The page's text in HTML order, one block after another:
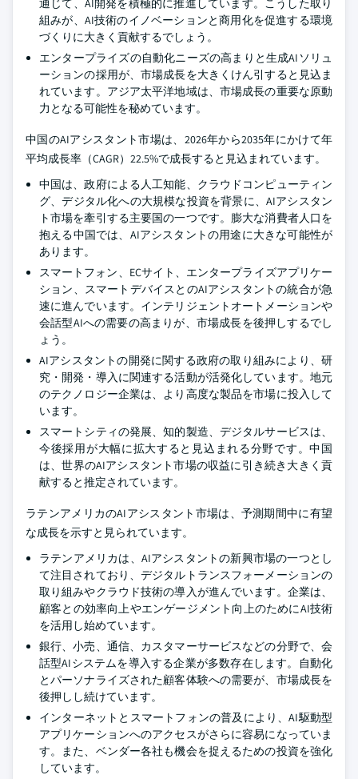
組みが、AI技術のイノベーションと商用化を促進する環境
づくりに大きく貢献するでしょう。
エンタープライズの自動化ニーズの高まりと生成AIソリュ
ーションの採用が、市場成長を大きくけん引すると見込ま
れています。アジア太平洋地域は、市場成長の重要な原動
力となる可能性を秘めています。
中国のAIアシスタント市場は、2026年から2035年にかけて年
平均成長率（CAGR）22.5%で成長すると見込まれています。
中国は、政府による人工知能、クラウドコンピューティン
グ、デジタル化への大規模な投資を背景に、AIアシスタン
ト市場を牽引する主要国の一つです。膨大な消費者人口を
抱える中国では、AIアシスタントの用途に大きな可能性が
あります。
スマートフォン、ECサイト、エンタープライズアプリケー
ション、スマートデバイスとのAIアシスタントの統合が急
速に進んでいます。インテリジェントオートメーションや
会話型AIへの需要の高まりが、市場成長を後押しするでし
ょう。
AIアシスタントの開発に関する政府の取り組みにより、研
究・開発・導入に関連する活動が活発化しています。地元
のテクノロジー企業は、より高度な製品を市場に投入して
います。
スマートシティの発展、知的製造、デジタルサービスは、
今後採用が大幅に拡大すると見込まれる分野です。中国
は、世界のAIアシスタント市場の収益に引き続き大きく貢
献すると推定されています。
ラテンアメリカのAIアシスタント市場は、予測期間中に有望
な成長を示すと見られています。
ラテンアメリカは、AIアシスタントの新興市場の一つとし
て注目されており、デジタルトランスフォーメーションの
取り組みやクラウド技術の導入が進んでいます。企業は、
顧客との効率向上やエンゲージメント向上のためにAI技術
を活用し始めています。
銀行、小売、通信、カスタマーサービスなどの分野で、会
話型AIシステムを導入する企業が多数存在します。自動化
とパーソナライズされた顧客体験への需要が、市場成長を
後押しし続けています。
インターネットとスマートフォンの普及により、AI駆動型
アプリケーションへのアクセスがさらに容易になっていま
す。また、ベンダー各社も機会を捉えるための投資を強化
しています。